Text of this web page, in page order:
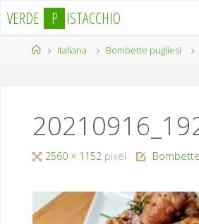
contenuto
VERDE P ISTACCHIO
HomeItaliana Bombette pugliesi
Tutta2560 × 1152 pixel